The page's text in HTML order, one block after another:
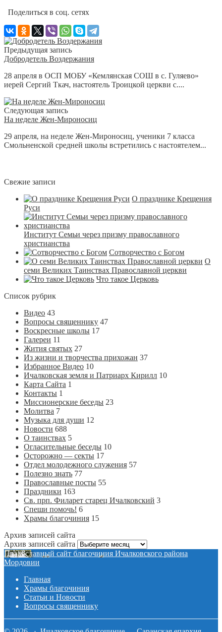
Поделиться в соц. сетях
Предыдущая запись
Добродетель Воздержания
28 апреля в ОСП МОБУ «Кемлянская СОШ в с. Гуляево»
иерей Сергий Ткач, настоятель Троицкой церкви с....
Следующая запись
На неделе Жен-Мироносиц
29 апреля, на неделе Жен-Мироносиц, ученики 7 класса
Смольненской средней школы встретились с настоятелем...
Свежие записи
О празднике Крещения
Руси
Институт Семьи через призму православного
христианства
Сотворчество с Богом
О
семи Великих Таинствах Православной церкви
Что такое Церковь
Список рубрик
Видео 43
Вопросы священнику 47
Воскресные школы 17
Галереи 11
Жития святых 27
Из жизни и творчества прихожан 37
Избранное Видео 10
Ичалковская земля и Патриарх Кирилл 10
Карта Сайта 1
Контакты 1
Миссионерские беседы 23
Молитва 7
Музыка для души 12
Новости 688
О таинствах 5
Огласительные беседы 10
Осторожно — секты 17
Отдел молодежного служения 57
Полезно знать 77
Православные посты 55
Праздники 163
Св. прп. Филарет старец Ичалковский 3
Спеши помочь! 6
Храмы благочиния 15
Архив записей сайта
Архив записей сайта
Православный сайт благочиния Ичалковского района
Мордовии
Главная
Храмы благочиния
Статьи и Новости
Вопросы священнику